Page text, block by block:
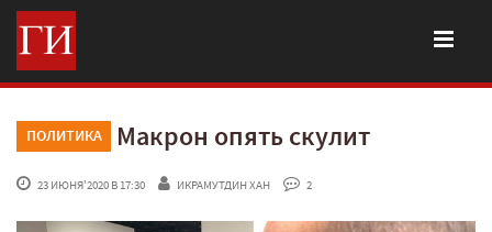
ПОЛИТИКА Макрон опять скулит
23 ИЮНЯ'2020 В 17:30 ИКРАМУТДИН ХАН 2